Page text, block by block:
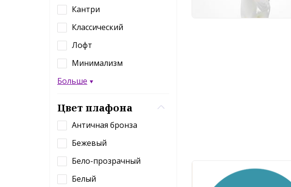
Кантри
Классический
Лофт
Минимализм
Больше
Цвет плафона
Античная бронза
Бежевый
Бело-прозрачный
Белый